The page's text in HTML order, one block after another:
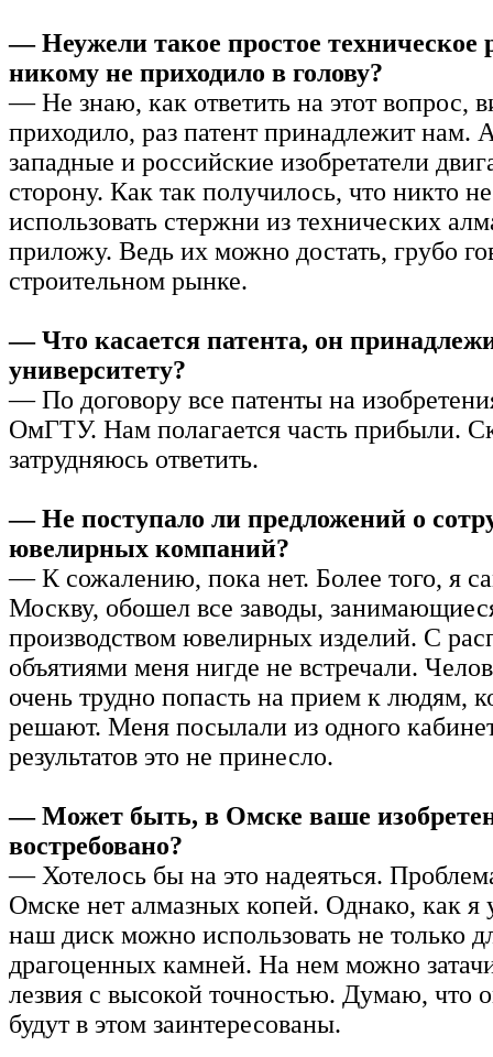
— Неужели такое простое техническое
никому не приходило в голову?
— Не знаю, как ответить на этот вопрос,
приходило, раз патент принадлежит нам.
западные и российские изобретатели
сторону. Как так получилось, что никто
использовать стержни из технических
приложу. Ведь их можно достать, грубо
строительном рынке.
— Что касается патента, он
университету?
— По договору все патенты на
ОмГТУ. Нам полагается часть прибыли.
затрудняюсь ответить.
— Не поступало ли предложений о
ювелирных компаний?
— К сожалению, пока нет. Более того, я
Москву, обошел все заводы,
производством ювелирных изделий. С
объятиями меня нигде не встречали.
очень трудно попасть на прием к людям,
решают. Меня посылали из одного
результатов это не принесло.
— Может быть, в Омске ваше
востребовано?
— Хотелось бы на это надеяться.
Омске нет алмазных копей. Однако, как я
наш диск можно использовать не только
драгоценных камней. На нем можно
лезвия с высокой точностью. Думаю, что
будут в этом заинтересованы.